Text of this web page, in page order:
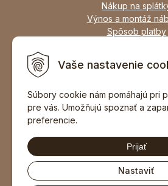
Vaše nastavenie
Súbory cookie nám pomáhajú pri
pre vás. Umožňujú spoznať a
preferencie.
Prijať
Nastaviť
Nákup na
Výnos a montáž
Spôsob platby
Zariadime všetky typy
DOPORUČIŤ